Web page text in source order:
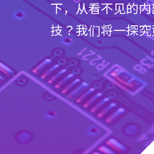
下，从看不见的
技？我们将一探究